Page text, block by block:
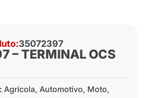
35072397
– TERMINAL OCS
Agrícola, Automotivo, Moto,